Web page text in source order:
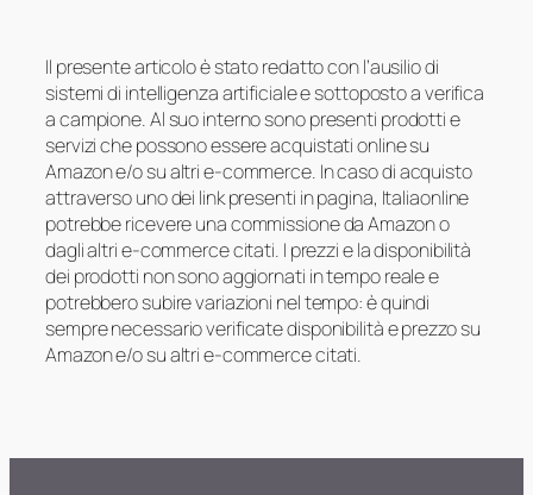
Il presente articolo è stato redatto con l’ausilio di
sistemi di intelligenza artificiale e sottoposto a verifica
a campione. Al suo interno sono presenti prodotti e
servizi che possono essere acquistati online su
Amazon e/o su altri e-commerce. In caso di acquisto
attraverso uno dei link presenti in pagina, Italiaonline
potrebbe ricevere una commissione da Amazon o
dagli altri e-commerce citati. I prezzi e la disponibilità
dei prodotti non sono aggiornati in tempo reale e
potrebbero subire variazioni nel tempo: è quindi
sempre necessario verificate disponibilità e prezzo su
Amazon e/o su altri e-commerce citati.